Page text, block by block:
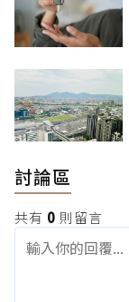
討論區
共有 0 則留言